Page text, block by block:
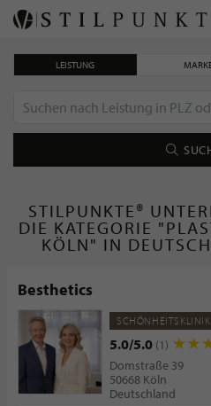
LEISTUNG
STILPUNKTE®
DIE KATEGORIE
KÖLN" IN
Besthetics
SCHÖNHEITSKLINIK
5.0/5.0 (1)
Domstraße 39
50668 Köln
Deutschland